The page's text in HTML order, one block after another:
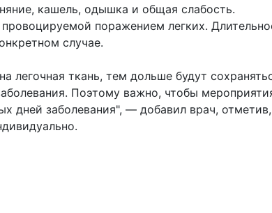
кашель, одышка и общая слабость.
поражением легких.
случае.
легочная ткань, тем дольше будут
Поэтому важно, чтобы
дней заболевания", — добавил врач,